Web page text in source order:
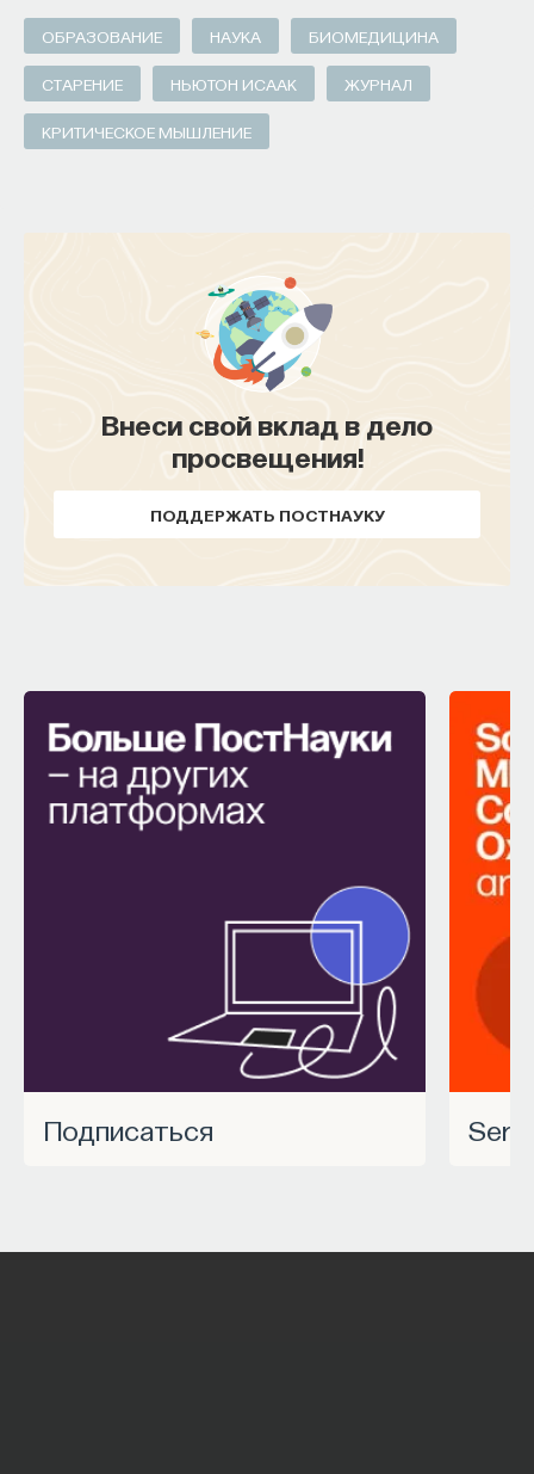
ОБРАЗОВАНИЕ НАУКА БИОМЕДИЦИНА
СТАРЕНИЕ НЬЮТОН ИСААК ЖУРНАЛ
КРИТИЧЕСКОЕ МЫШЛЕНИЕ
Внеси свой вклад в дело
просвещения!
ПОДДЕРЖАТЬ ПОСТНАУКУ
Подписаться